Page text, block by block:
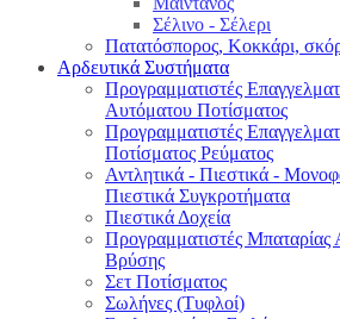
Σέλινο - Σέλερι
Πατατόσπορος, Κοκκάρι,
Αρδευτικά Συστήματα
Προγραμματιστές
Αυτόματου Ποτίσματος
Προγραμματιστές
Ποτίσματος Ρεύματος
Αντλητικά - Πιεστικά -
Πιεστικά Συγκροτήματα
Πιεστικά Δοχεία
Προγραμματιστές Μπαταρίας
Βρύσης
Σετ Ποτίσματος
Σωλήνες (Τυφλοί)